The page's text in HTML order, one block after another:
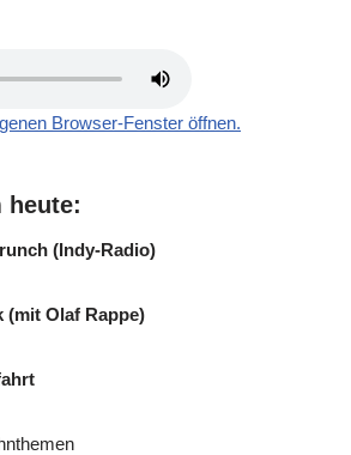
Browser-Fenster öffnen.
heute:
(Indy-Radio)
(mit Olaf Rappe)